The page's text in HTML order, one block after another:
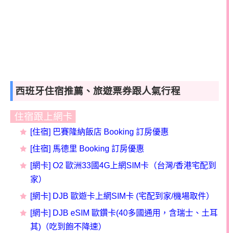
西班牙住宿推薦、旅遊票券跟人氣行程
住宿跟上網卡
[住宿] 巴賽隆納飯店 Booking 訂房優惠
[住宿] 馬德里 Booking 訂房優惠
[網卡] O2 歐洲33國4G上網SIM卡（台灣/香港宅配到
家）
[網卡] DJB 歐遊卡上網SIM卡 (宅配到家/機場取件）
[網卡] DJB eSIM 歐鑽卡(40多國通用，含瑞士、土耳
其)（吃到飽不降速）